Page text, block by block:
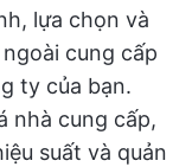
lựa chọn và
cung cấp
ty của bạn.
nhà cung cấp,
suất và quản